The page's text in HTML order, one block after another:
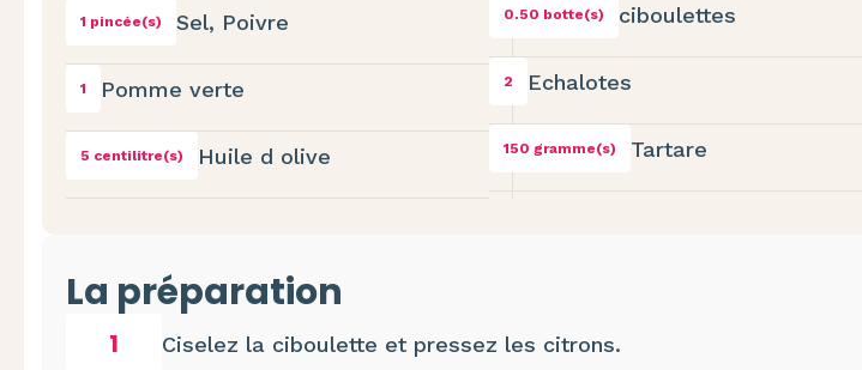
1 pincée(s) Sel, Poivre
1 Pomme verte
5 centilitre(s) Huile d olive
0.50 botte(s) ciboulettes
2 Echalotes
150 gramme(s) Tartare
La préparation
1 Ciselez la ciboulette et pressez les citrons.